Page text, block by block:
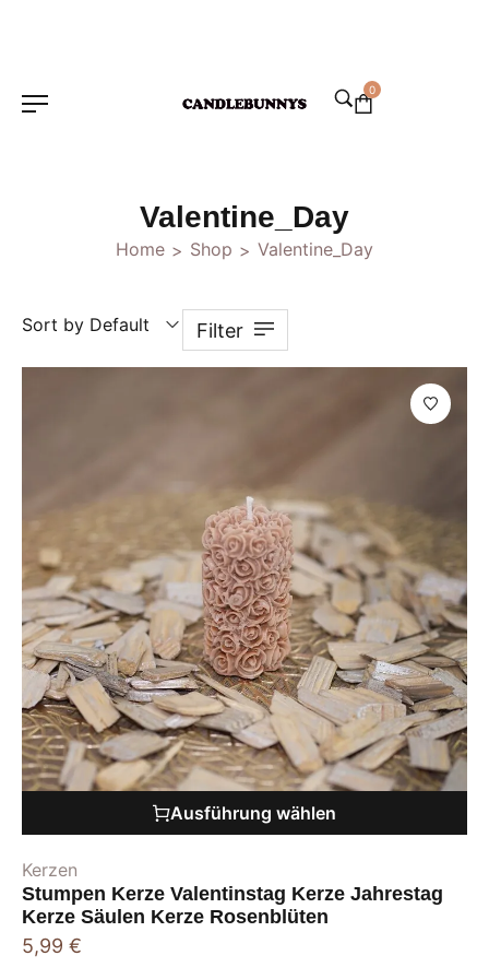
0
Valentine_Day
Home > Shop > Valentine_Day
Sort by Default Filter
Ausführung wählen
Kerzen
Stumpen Kerze Valentinstag Kerze Jahrestag
Kerze Säulen Kerze Rosenblüten
5,99 €